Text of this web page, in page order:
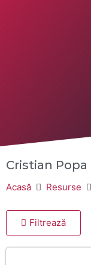
Cristian Popa
Acasă
Resurse
Filtrează
Podcast
Tineret
Sortează